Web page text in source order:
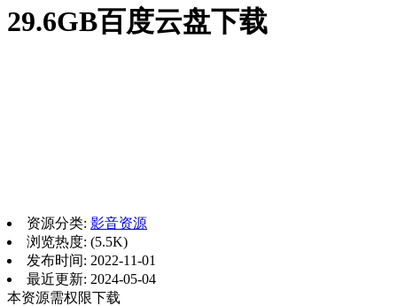
29.6GB百度云盘下载
资源分类: 影音资源
浏览热度: (5.5K)
发布时间: 2022-11-01
最近更新: 2024-05-04
本资源需权限下载